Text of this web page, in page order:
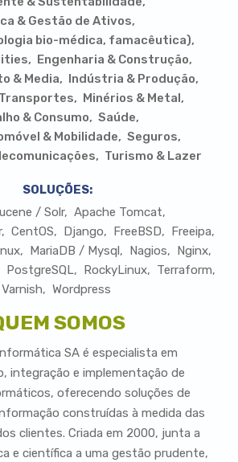
& Gestão de Ativos
bio-médica, famacêutica)
Engenharia & Construção
& Media
Indústria & Produção
Minérios & Metal
& Consumo
Saúde
& Mobilidade
Seguros
Turismo & Lazer
SOLUÇÕES:
/ Solr
Apache Tomcat
CentOS Django FreeBSD
Freeipa
MariaDB / Mysql Nagios
Nginx
PostgreSQL RockyLinux
Terraform
Varnish
Wordpress
SOMOS
SA é especialista em
integração e implementação de
oferecendo soluções de
construídas à medida das
clientes. Criada em 2000, junta a
e científica a uma gestão prudente,